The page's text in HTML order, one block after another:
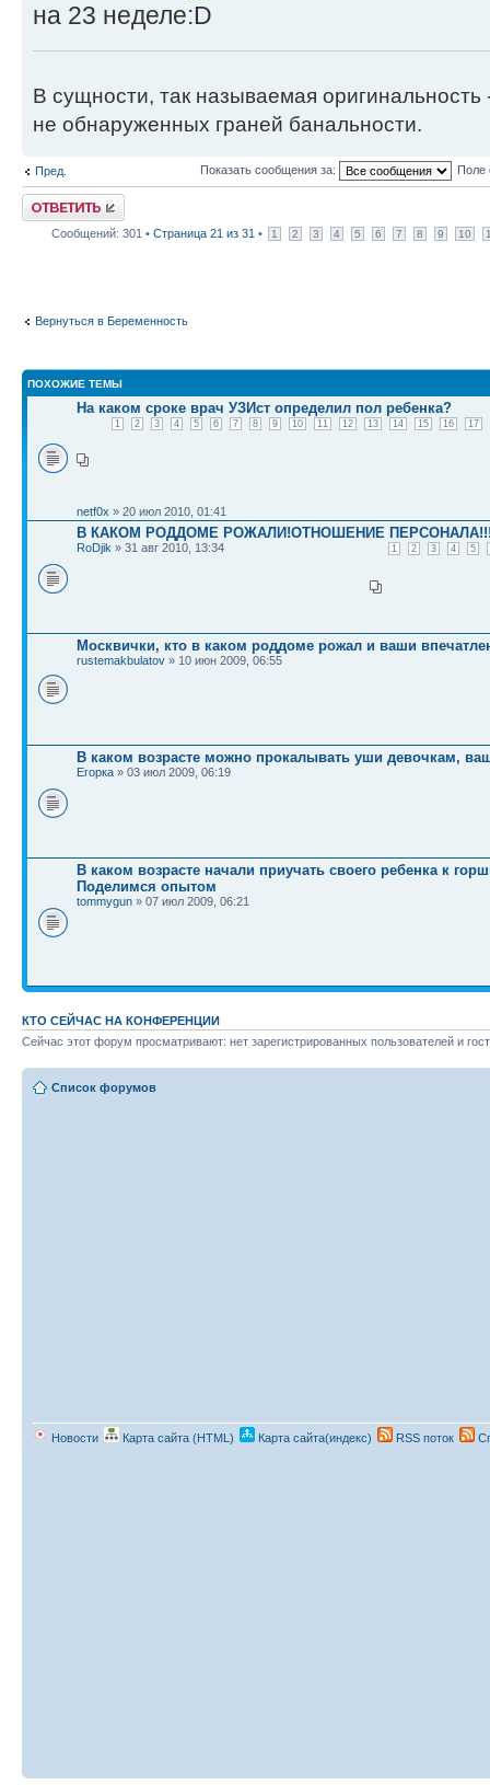
на 23 неделе
В сущности, так называемая
не обнаруженных граней банальности.
Пред. Показать сообщения за: Поле
Ответить
Сообщений: 301 • Страница 21 из 31 • 1 2 3 4 5 6 7 8 9 10
Вернуться в Беременность
ПОХОЖИЕ ТЕМЫ
На каком сроке врач УЗИст определил пол ребенка?
1 2 3 4 5 6 7 8 9 10 11 12 13 14 15 16 17
netf0x » 20 июл 2010, 01:41
В КАКОМ РОДДОМЕ РОЖАЛИ!ОТНОШЕНИЕ
1 2 3 4 5
RoDjik » 31 авг 2010, 13:34
Москвички, кто в каком роддоме рожал и ваши
rustemakbulatov » 10 июн 2009, 06:55
В каком возрасте можно прокалывать уши девочкам,
Егорка » 03 июл 2009, 06:19
В каком возрасте начали приучать своего ребенка к
Поделимся опытом
tommygun » 07 июл 2009, 06:21
КТО СЕЙЧАС НА КОНФЕРЕНЦИИ
Сейчас этот форум просматривают: нет зарегистрированных пользователей и
Список форумов
Новости Карта сайта (HTML) Карта сайта(индекс) RSS поток